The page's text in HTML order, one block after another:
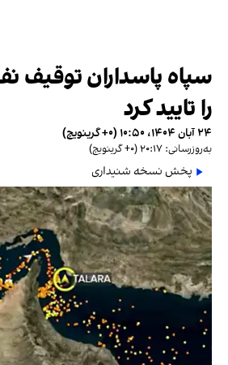
سپاه پاسداران توقیف
را تایید کرد
۲۴ آبان ۱۴۰۴، ۱۰:۵۰ (‎+۰ گرینویچ)
به‌روزرسانی: ۲۰:۱۷ (‎+۰ گرینویچ)
پخش نسخه شنیداری